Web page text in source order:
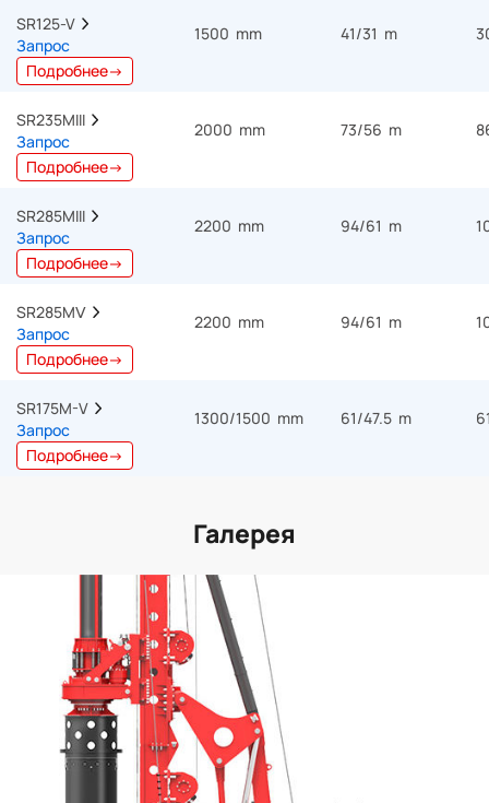
SR125-V
Запрос
Подробнее→
1500 mm 41/31 m
SR235MIII
Запрос
Подробнее→
2000 mm 73/56 m
SR285MIII
Запрос
Подробнее→
2200 mm 94/61 m
SR285MⅤ
Запрос
Подробнее→
2200 mm 94/61 m
SR175M-V
Запрос
Подробнее→
1300/1500 mm 61/47.5 m
Галерея